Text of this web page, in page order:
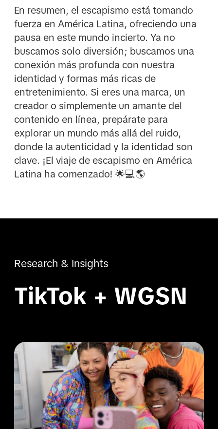
En resumen, el escapismo está tomando
fuerza en América Latina, ofreciendo una
pausa en este mundo incierto. Ya no
buscamos solo diversión; buscamos una
conexión más profunda con nuestra
identidad y formas más ricas de
entretenimiento. Si eres una marca, un
creador o simplemente un amante del
contenido en línea, prepárate para
explorar un mundo más allá del ruido,
donde la autenticidad y la identidad son
clave. ¡El viaje de escapismo en América
Latina ha comenzado! 🌟💻🌎
Research & Insights
TikTok + WGSN